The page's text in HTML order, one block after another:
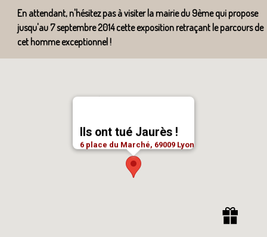
En attendant, n'hésitez pas à visiter la mairie du 9ème qui propose
jusqu'au 7 septembre 2014 cette exposition retraçant le parcours de
cet homme exceptionnel !
Ils ont tué Jaurès !
6 place du Marché, 69009 Lyon